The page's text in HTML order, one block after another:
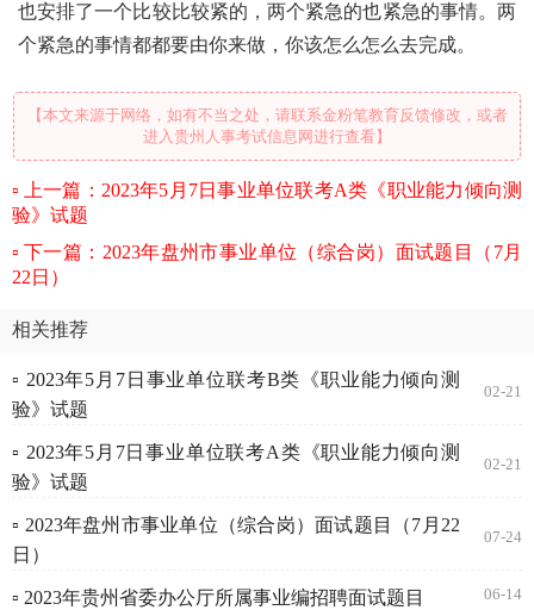
也安排了一个比较比较紧的，两个紧急的也紧急的事情。两
个紧急的事情都都要由你来做，你该怎么怎么去完成。
【本文来源于网络，如有不当之处，请联系金粉笔教育反馈修改，或者
进入贵州人事考试信息网进行查看】
上一篇：2023年5月7日事业单位联考A类《职业能力倾向测
验》试题
下一篇：2023年盘州市事业单位（综合岗）面试题目（7月
22日）
相关推荐
▫ 2023年5月7日事业单位联考B类《职业能力倾向测
验》试题
02-21
▫ 2023年5月7日事业单位联考A类《职业能力倾向测
验》试题
02-21
▫ 2023年盘州市事业单位（综合岗）面试题目（7月22
日）
07-24
▫ 2023年贵州省委办公厅所属事业编招聘面试题目 06-14